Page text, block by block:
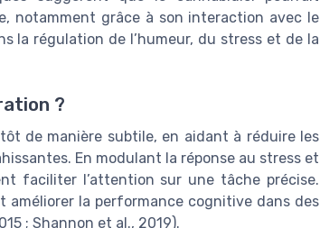
notamment grâce à son interaction avec le
la régulation de l’humeur, du stress et de la
?
de manière subtile, en aidant à réduire les
En modulant la réponse au stress et
faciliter l’attention sur une tâche précise.
améliorer la performance cognitive dans des
; Shannon et al., 2019).